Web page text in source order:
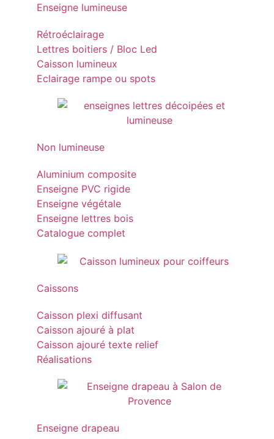
Enseigne lumineuse
Rétroéclairage
Lettres boitiers / Bloc Led
Caisson lumineux
Eclairage rampe ou spots
Non lumineuse
Aluminium composite
Enseigne PVC rigide
Enseigne végétale
Enseigne lettres bois
Catalogue complet
Caissons
Caisson plexi diffusant
Caisson ajouré à plat
Caisson ajouré texte relief
Réalisations
Enseigne drapeau